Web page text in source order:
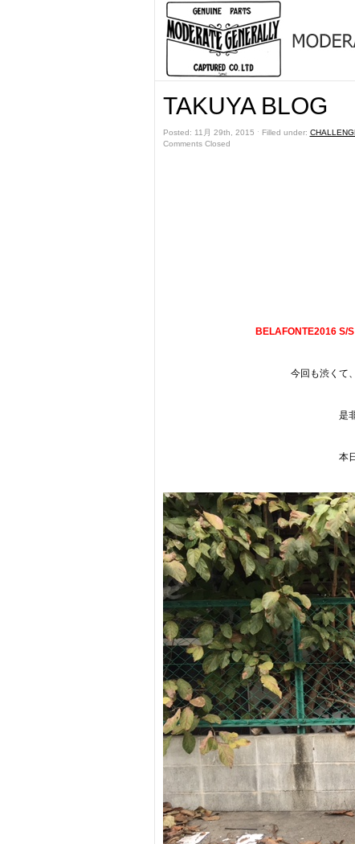
TAKUYA BLOG
Posted: 11月 29th, 2015 ˑ Filled under:
Comments Closed
BELAFONTE2016 S/
今回も渋くて
是
本